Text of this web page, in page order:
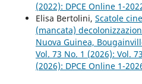
(2022): DPCE Online 1-
Elisa Bertolini, Scatole
(mancata)
Nuova Guinea,
Vol. 73 No. 1 (2026): Vol.
(2026): DPCE Online 1-